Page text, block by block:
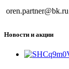
oren.partner@bk.ru
Новости и акции